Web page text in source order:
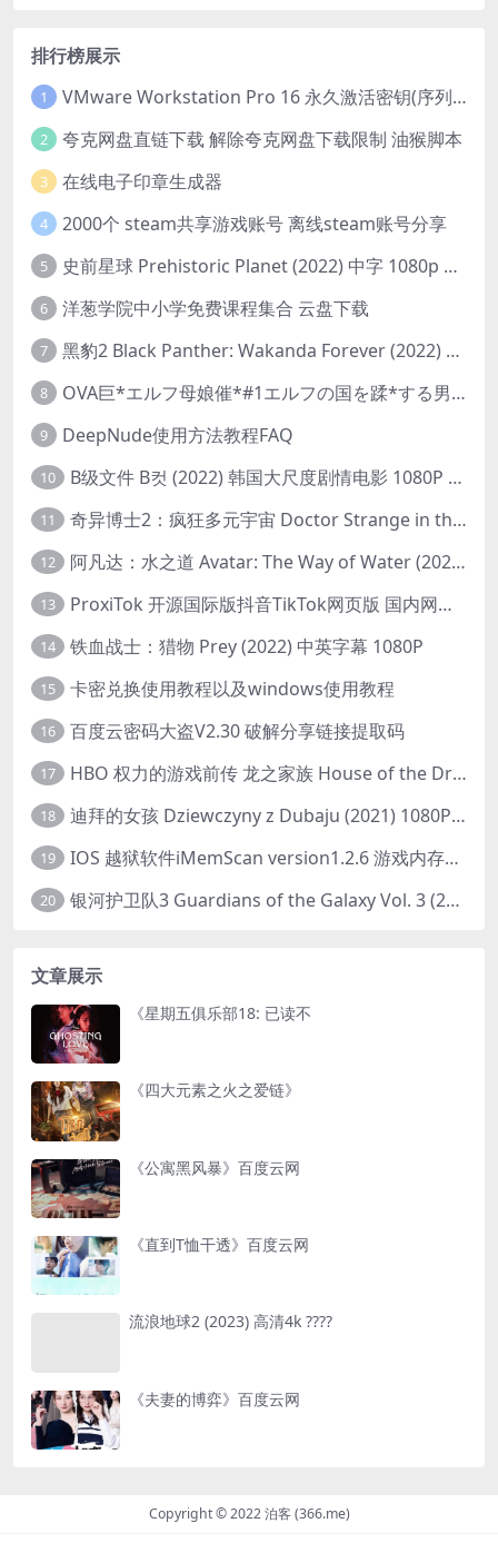
排行榜展示
1 VMware Workstation Pro 16 永久激活密钥(序列号)
2 夸克网盘直链下载 解除夸克网盘下载限制 油猴脚本
3 在线电子印章生成器
4 2000个 steam共享游戏账号 离线steam账号分享
5 史前星球 Prehistoric Planet (2022) 中字 1080p 高清 阿里云盘 2022.5.27已更新全集
6 洋葱学院中小学免费课程集合 云盘下载
7 黑豹2 Black Panther: Wakanda Forever (2022) 高清版
8 OVA巨*エルフ母娘催*#1エルフの国を蹂*する男。汚された女王と姫
9 DeepNude使用方法教程FAQ
10 B级文件 B컷 (2022) 韩国大尺度剧情电影 1080P 中字
11 奇异博士2：疯狂多元宇宙 Doctor Strange in the Multiverse of Madness (2022) 高清版1080p
12 阿凡达：水之道 Avatar: The Way of Water (2022) 1080p 2k 4k 中文字幕
13 ProxiTok 开源国际版抖音TikTok网页版 国内网络直连
14 铁血战士：猎物 Prey (2022) 中英字幕 1080P
15 卡密兑换使用教程以及windows使用教程
16 百度云密码大盗V2.30 破解分享链接提取码
17 HBO 权力的游戏前传 龙之家族 House of the Dragon (2022) 中字 1080P 更新4集
18 迪拜的女孩 Dziewczyny z Dubaju (2021) 1080P 中字
19 IOS 越狱软件iMemScan version1.2.6 游戏内存修改器
20 银河护卫队3 Guardians of the Galaxy Vol. 3 (2023)4K高清资源1080p只分享精品
文章展示
《星期五俱乐部18: 已读不
《四大元素之火之爱链》
《公寓黑风暴》百度云网
《直到T恤干透》百度云网
流浪地球2 (2023) 高清4k ????
《夫妻的博弈》百度云网
Copyright © 2022 泊客 (366.me)